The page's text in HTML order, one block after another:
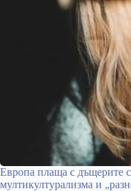
Европа плаща с дъщерите
мултикултурализма и